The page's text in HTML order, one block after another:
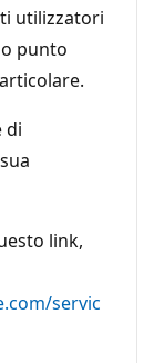
utilizzatori
punto
di
link,
servic